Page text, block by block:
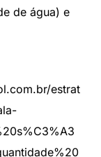
de água) e
estrat